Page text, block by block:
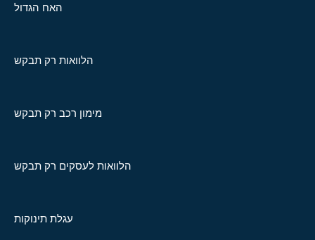
האח הגדול
הלוואות רק תבקש
מימון רכב רק תבקש
הלוואות לעסקים רק תבקש
עגלת תינוקות